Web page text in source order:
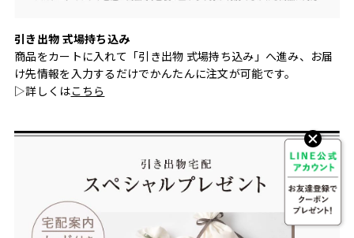
引き出物 式場持ち込み
商品をカートに入れて「引き出物 式場持ち込み」へ進み、お届
け先情報を入力するだけでかんたんに注文が可能です。
▷詳しくはこちら